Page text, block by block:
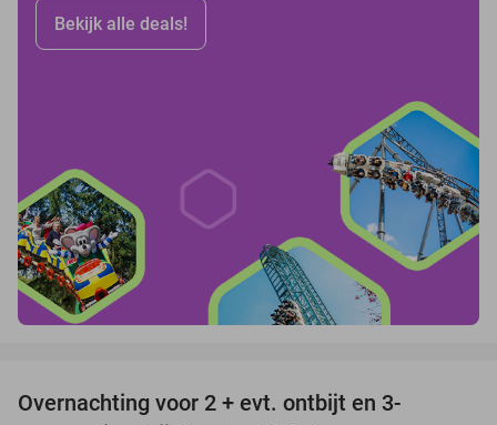
Bekijk alle deals!
Overnachting voor 2 + evt. ontbijt en 3-